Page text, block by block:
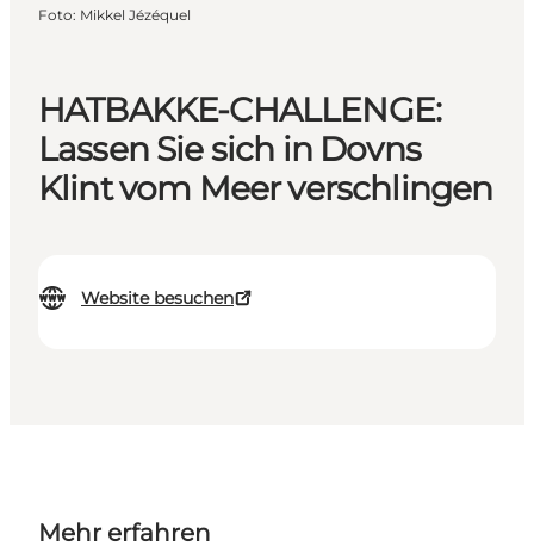
HATBAKKE-CHALLENGE:
Lassen Sie sich in Dovns
Klint vom Meer verschlingen
Website besuchen
Foto: Mikkel Jézéquel
Mehr erfahren